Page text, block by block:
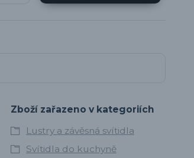
Zboží zařazeno v kategoriích
Lustry a závěsná svítidla
Svítidla do kuchyně